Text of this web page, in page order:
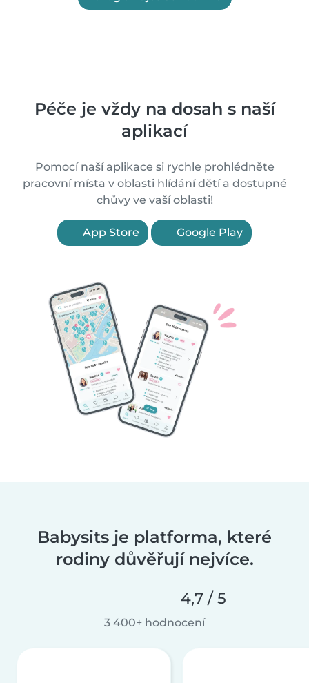
Péče je vždy na dosah s naší
aplikací
Pomocí naší aplikace si rychle prohlédněte
pracovní místa v oblasti hlídání dětí a dostupné
chůvy ve vaší oblasti!
App Store Google Play
Babysits je platforma, které
rodiny důvěřují nejvíce.
4,7 / 5
3 400+ hodnocení